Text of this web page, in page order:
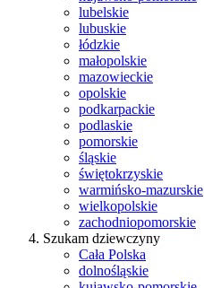
lubelskie
lubuskie
łódzkie
małopolskie
mazowieckie
opolskie
podkarpackie
podlaskie
pomorskie
śląskie
świętokrzyskie
warmińsko-mazurskie
wielkopolskie
zachodniopomorskie
Szukam dziewczyny
Cała Polska
dolnośląskie